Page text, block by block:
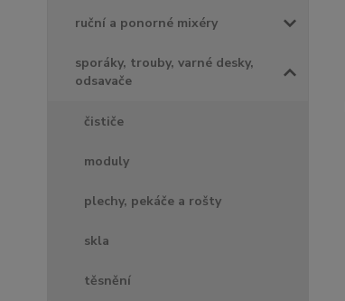
ruční a ponorné mixéry
sporáky, trouby, varné desky,
odsavače
čističe
moduly
plechy, pekáče a rošty
skla
těsnění